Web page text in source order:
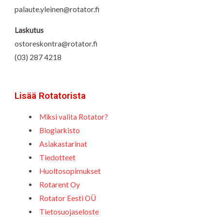
palaute.yleinen@rotator.fi
Laskutus
ostoreskontra@rotator.fi
(03) 287 4218
Lisää Rotatorista
Miksi valita Rotator?
Blogiarkisto
Asiakastarinat
Tiedotteet
Huoltosopimukset
Rotarent Oy
Rotator Eesti OÜ
Tietosuojaseloste